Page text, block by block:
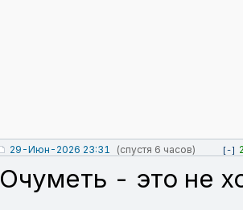
29-Июн-2026 23:31 (спустя 6 часов) [-]
Очуметь - это не